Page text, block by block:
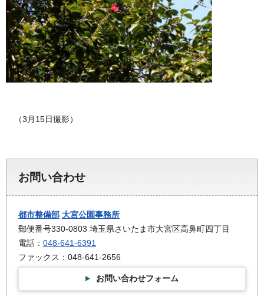
（3月15日撮影）
お問い合わせ
都市整備部 大宮公園事務所
郵便番号330-0803 埼玉県さいたま市大宮区高鼻町四丁目
電話： 048-641-6391
ファックス：048-641-2656
お問い合わせフォーム